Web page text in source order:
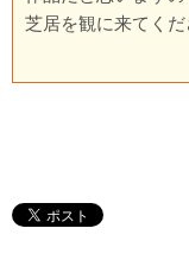
芝居を観に来てくだ